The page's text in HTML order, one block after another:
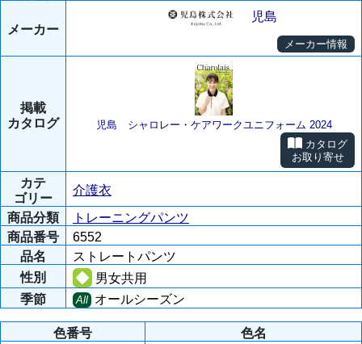
メーカー
児島
メーカー情報
掲載
カタログ
児島 シャロレー・ケアワークユニフォーム 2024
カタログ
お取り寄せ
カテ
ゴリー
介護衣
商品分類
トレーニングパンツ
商品番号
6552
品名
ストレートパンツ
性別
男女共用
季節
All オールシーズン
色番号
色名